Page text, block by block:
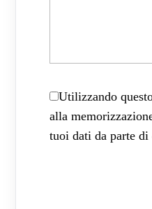
Utilizzando
alla
tuoi dati da parte di